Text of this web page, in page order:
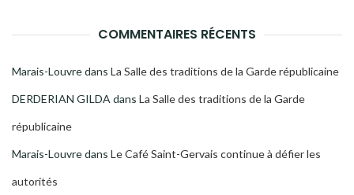
COMMENTAIRES RÉCENTS
Marais-Louvredans La Salle des traditions de la Garde républicaine
DERDERIAN GILDA dans La Salle des traditions de la Garde
républicaine
Marais-Louvredans Le Café Saint-Gervais continue à défier les
autorités